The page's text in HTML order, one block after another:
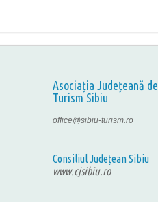
Asociația Județeană de
Turism Sibiu
office@sibiu-turism.ro
Consiliul Județean Sibiu
www.cjsibiu.ro